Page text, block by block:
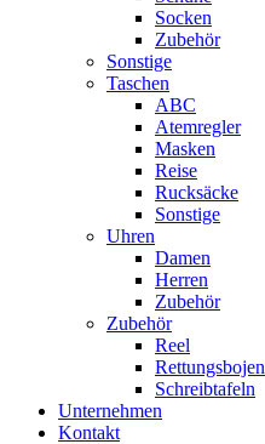
Socken
Zubehör
Sonstige
Taschen
ABC
Atemregler
Masken
Reise
Rucksäcke
Sonstige
Uhren
Damen
Herren
Zubehör
Zubehör
Reel
Rettungsbojen
Schreibtafeln
Unternehmen
Kontakt